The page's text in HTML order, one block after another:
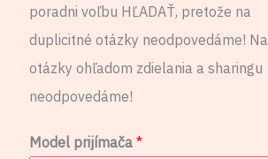
poradni voľbu HĽADAŤ, pretože na
duplicitné otázky neodpovedáme! Na
otázky ohľadom zdielania a sharingu
neodpovedáme!
Model prijímača*